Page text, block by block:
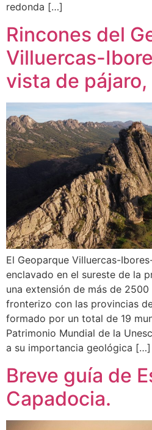
redonda […]
Rincones del
Villuercas-
vista de pájaro,
El Geoparque Villuercas-
enclavado en el sureste de la
una extensión de más de
fronterizo con las provincias
formado por un total de 19
Patrimonio Mundial de la
a su importancia geológica […]
Breve guía de
Capadocia.